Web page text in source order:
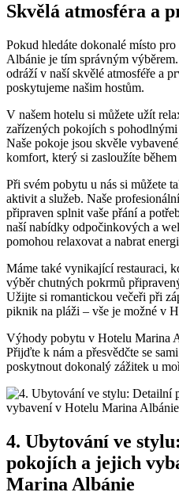
Skvělá atmosféra‍ a‍
Pokud ‍hledáte dokonalé místo​
Albánie je tím⁣ správným
odráží v⁣ naší skvělé atmosféře ‌a
poskytujeme ‍našim hostům.
V‍ našem hotelu si můžete užít
zařízených pokojích s⁢
Naše pokoje jsou skvěle
komfort, který si zasloužíte​
Při svém pobytu u nás si můžete
aktivit a služeb. Naše
připraven splnit vaše přání a
naší nabídky odpočinkových a
pomohou relaxovat a nabrat
Máme také vynikající ⁤restauraci,
‍výběr​ chutných pokrmů
Užijte ‍si romantickou večeři ​při
piknik na pláži – vše ⁢je možné v
Výhody ‍pobytu v Hotelu ‌Marina
Přijďte‍ k nám a přesvědčte se‌
poskytnout ⁣dokonalý zážitek u
4.‍ Ubytování ⁤ve
pokojích a jejich
⁣Marina Albánie